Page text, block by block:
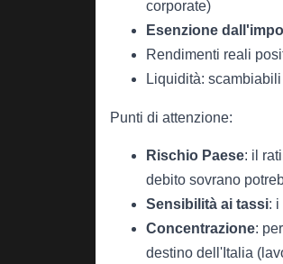
corporate)
Esenzione
Rendimenti reali
Liquidità:
Punti di attenzione:
Rischio Paese: il
debito sovrano
Sensibilità ai tassi:
Concentrazione:
destino dell'Italia